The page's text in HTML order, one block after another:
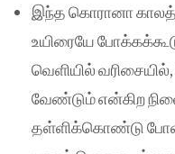
இந்த கொரானா
உயிரையே
வெளியில்
வேண்டும் என்கிற
தள்ளிக்கொண்டு